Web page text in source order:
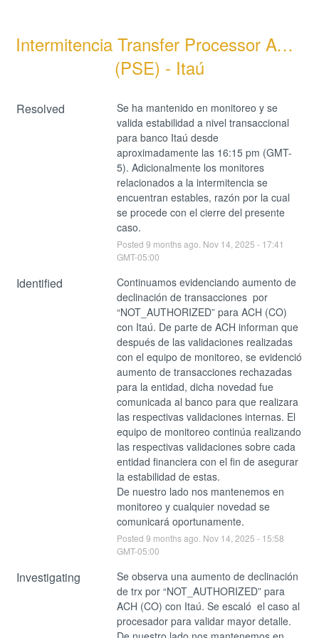
Intermitencia Transfer Processor ACH
(PSE) - Itaú
Resolved
Se ha mantenido en monitoreo y se
valida estabilidad a nivel transaccional
para banco Itaú desde
aproximadamente las 16:15 pm (GMT-
5). Adicionalmente los monitores
relacionados a la intermitencia se
encuentran estables, razón por la cual
se procede con el cierre del presente
caso.
Posted 9 months ago. Nov 14 2025 - 17:41
GMT-05:00
Identified
Continuamos evidenciando aumento de
declinación de transacciones  por
“NOT_AUTHORIZED” para ACH (CO)
con Itaú. De parte de ACH informan que
después de las validaciones realizadas
con el equipo de monitoreo, se evidenció
aumento de transacciones rechazadas
para la entidad, dicha novedad fue
comunicada al banco para que realizara
las respectivas validaciones internas. El
equipo de monitoreo continúa realizando
las respectivas validaciones sobre cada
entidad financiera con el fin de asegurar
la estabilidad de estas.
De nuestro lado nos mantenemos en
monitoreo y cualquier novedad se
comunicará oportunamente.
Posted 9 months ago. Nov 14 2025 - 15:58
GMT-05:00
Investigating
Se observa una aumento de declinación
de trx por “NOT_AUTHORIZED” para
ACH (CO) con Itaú. Se escaló  el caso al
procesador para validar mayor detalle.